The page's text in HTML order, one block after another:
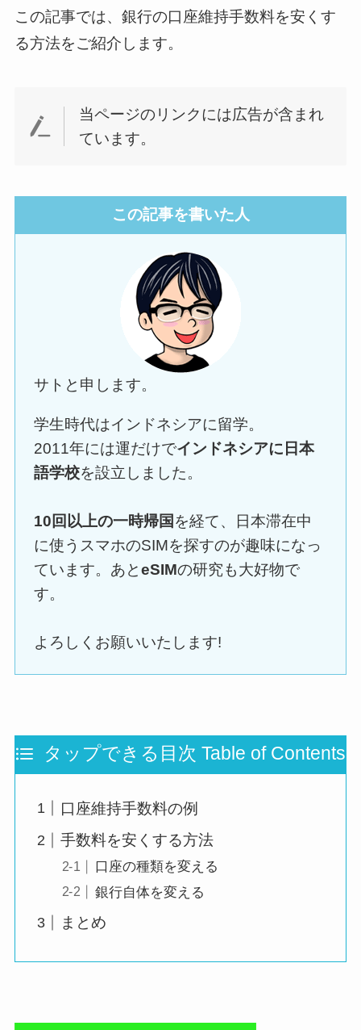
この記事では、銀行の口座維持手数料を安くす
る方法をご紹介します。
当ページのリンクには広告が含まれ
ています。
この記事を書いた人
サトと申します。
学生時代はインドネシアに留学。
2011年には運だけでインドネシアに日本
語学校を設立しました。
10回以上の一時帰国 を経て、日本滞在中
に使うスマホのSIMを探すのが趣味になっ
ています。あとeSIMの研究も大好物で
す。
よろしくお願いいたします!
タップできる目次 Table of Contents
口座維持手数料の例
手数料を安くする方法
口座の種類を変える
銀行自体を変える
まとめ